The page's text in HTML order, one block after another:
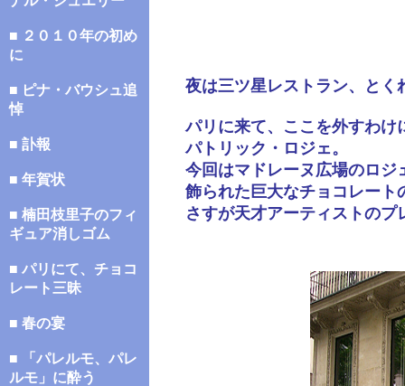
■ ２０１０年の初め
に
■ ピナ・バウシュ追
悼
■ 訃報
■ 年賀状
■ 楠田枝里子のフィ
ギュア消しゴム
■ パリにて、チョコ
レート三昧
■ 春の宴
■ 「パレルモ、パレ
ルモ」に酔う
夜は三ツ星レストラン、とく
パリに来て、ここを外すわけ
パトリック・ロジェ。
今回はマドレーヌ広場のロジ
飾られた巨大なチョコレート
さすが天才アーティストの